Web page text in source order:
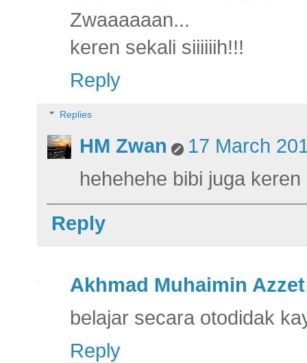
Zwaaaaaan...
keren sekali siiiiiih!!!
Reply
Replies
HM Zwan
17 March
hehehehe bibi juga
Reply
Akhmad Muhaimin Azzet
belajar secara otodidak
Reply